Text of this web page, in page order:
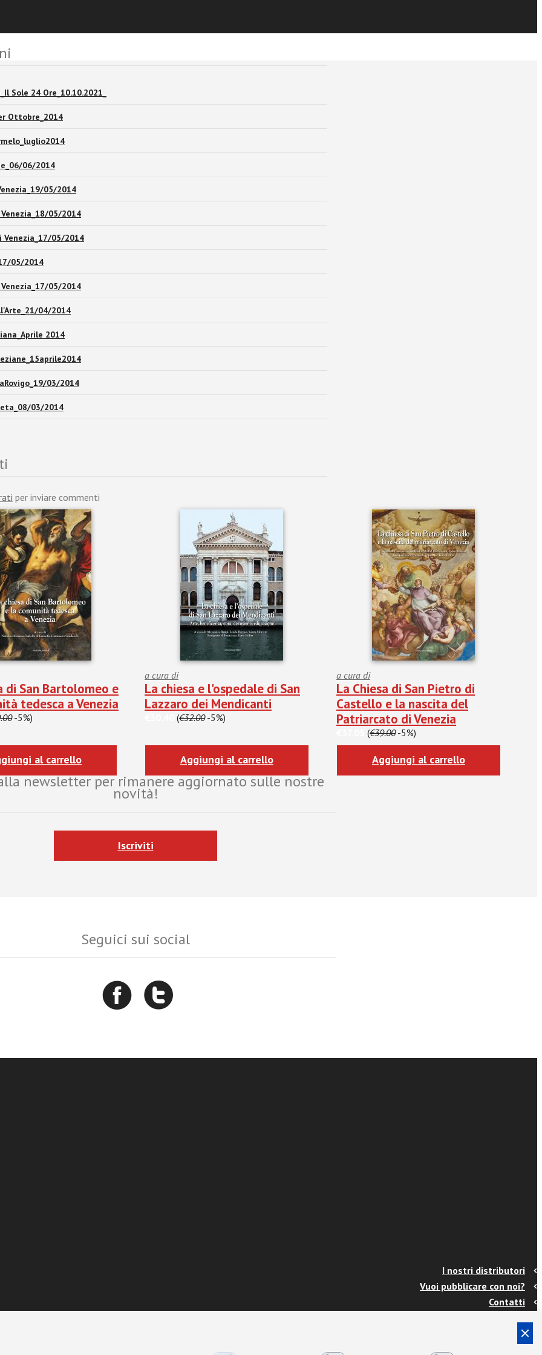
Sole 24 Ore_10.10.2021_
Ottobre_2014
06/2014
05/2014
05/2014
Venezia_17/05/2014
05/2014
05/2014
04/2014
2014
03/2014
03/2014
per inviare commenti
di San Bartolomeo e
tedesca a Venezia
-5%)
al carrello
a cura di
La chiesa e l'ospedale di San
Lazzaro dei Mendicanti
(€32.00-5%)
Aggiungi al carrello
a cura di
La Chiesa di San Pietro di
Castello e la nascita del
Patriarcato di Venezia
(€39.00-5%)
Aggiungi al carrello
newsletter per rimanere aggiornato sulle nostre
novità!
Iscriviti
Seguici sui social
I nostri distributori
Vuoi pubblicare con noi?
Contatti
Termini e condizioni